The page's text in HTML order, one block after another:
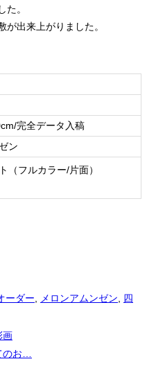
。
出来上がりました。
完全データ入稿
ン
（フルカラー/片面）
ーダー, メロンアムンゼン, 四
画
のお…